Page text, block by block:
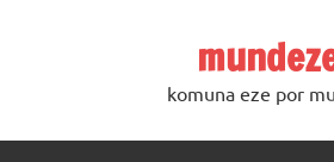
komuna eze por